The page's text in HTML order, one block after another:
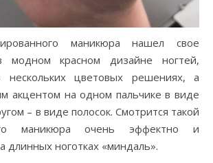
маникюра нашел свое
модном красном дизайне ногтей,
нескольких цветовых решениях, а
акцентом на одном пальчике в виде
– в виде полосок. Смотрится такой
маникюра очень эффектно и
длинных ноготках «миндаль».